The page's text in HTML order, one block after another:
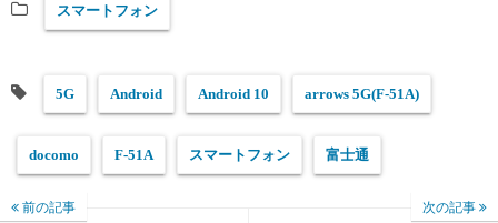
スマートフォン
5G Android Android 10 arrows 5G(F-51A)
docomo F-51A スマートフォン 富士通
前の記事 次の記事